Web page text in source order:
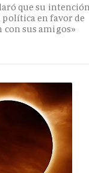
que su
en favor de
con sus amigos»